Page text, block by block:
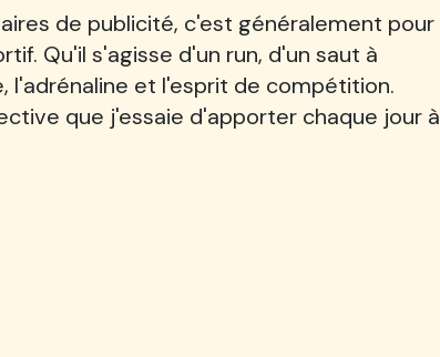
de publicité, c'est généralement pour
Qu'il s'agisse d'un run, d'un saut à
l'adrénaline et l'esprit de compétition.
que j'essaie d'apporter chaque jour à